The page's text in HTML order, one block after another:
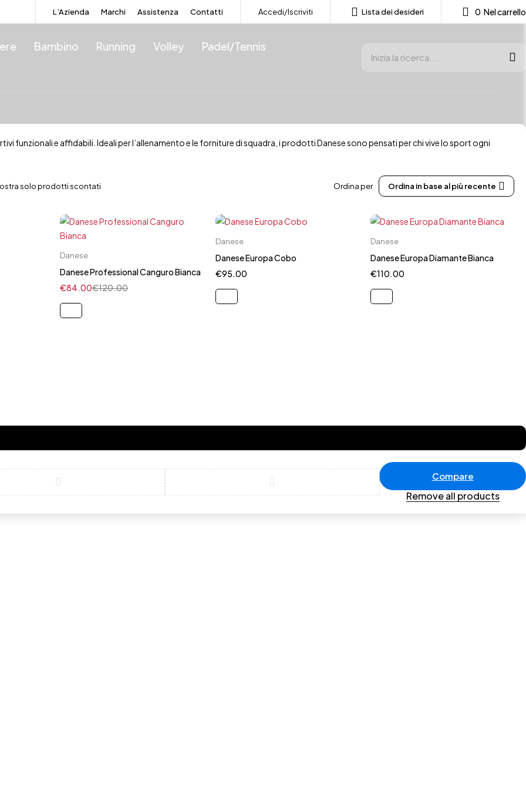
L’Azienda Marchi Assistenza Contatti Accedi/Iscriviti Lista dei desideri 0 Nel carrello
Bambino Running Volley
Padel/Tennis
funzionali e affidabili. Ideali per l’allenamento e le forniture di squadra, i prodotti Danese sono pensati per chi vive lo sport ogni
solo prodotti scontati Ordina per Ordina in base al più recente
40.5
41 41.5 42 43 43.5
Danese
Danese Professional Canguro Bianca
€120.00
€84.00
40
40.5 41 41.5
Danese
Danese Europa Cobo
€95.00
40.5
41 41.5 42 42.5
Danese
Danese Europa Diamante Bianca
€110.00
Compare
Remove all products